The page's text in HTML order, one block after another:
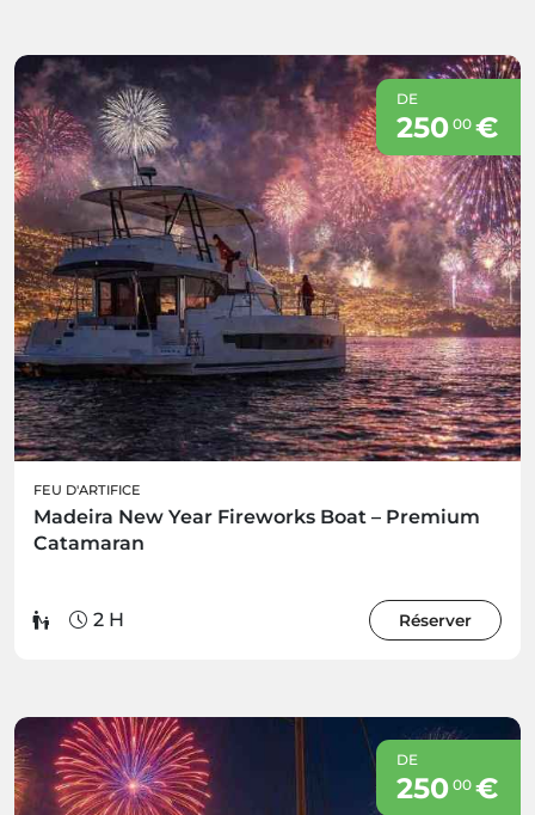
DE
250 00€
FEU D'ARTIFICE
Madeira New Year Fireworks Boat – Premium
Catamaran
2 H Réserver
DE
250 00€